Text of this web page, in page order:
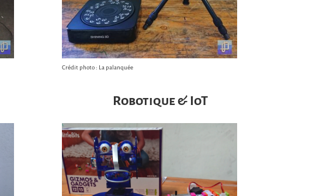
Crédit photo : La palanquée
Robotique & IoT